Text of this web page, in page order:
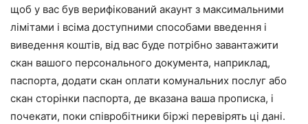
щоб у вас був верифікований акаунт з максимальними
лімітами і всіма доступними способами введення і
виведення коштів, від вас буде потрібно завантажити
скан вашого персонального документа, наприклад,
паспорта, додати скан оплати комунальних послуг або
скан сторінки паспорта, де вказана ваша прописка, і
почекати, поки співробітники біржі перевірять ці дані.